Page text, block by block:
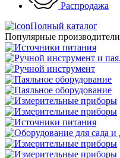
Распродажа
Полный каталог
Популярные производители